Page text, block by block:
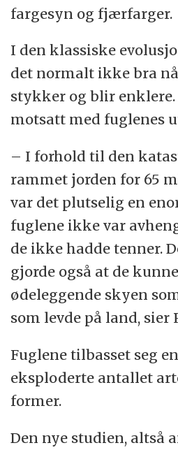
fargesyn og fjærfarger.
I den klassiske
det normalt ikke bra
stykker og blir
motsatt med fuglenes
– I forhold til den
rammet jorden for 65
var det plutselig en
fuglene ikke var
de ikke hadde tenner.
gjorde også at de
ødeleggende skyen
som levde på land, sier
Fuglene tilbasset seg
eksploderte antallet
former.
Den nye studien, altså